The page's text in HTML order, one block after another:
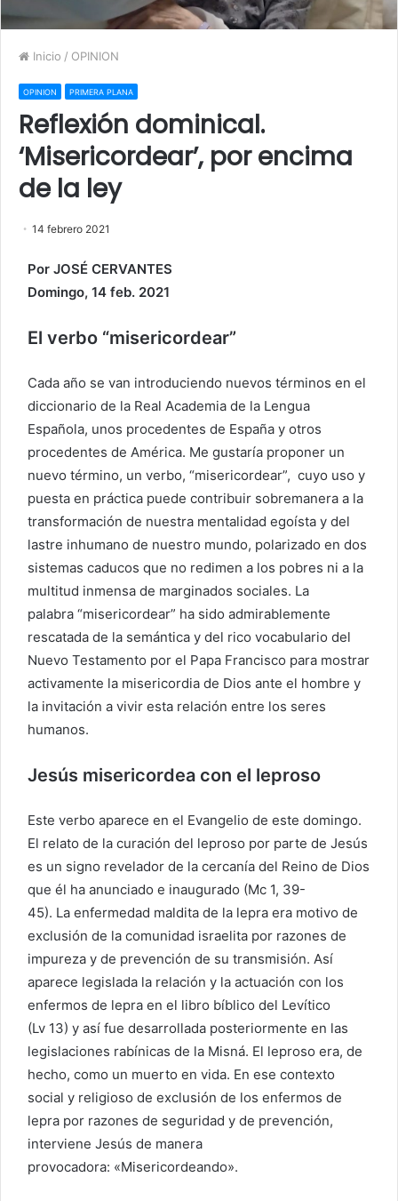
Inicio / OPINION
OPINION PRIMERA PLANA
Reflexión dominical.
‘Misericordear’, por encima
de la ley
14 febrero 2021
Por JOSÉ CERVANTES
Domingo, 14 feb. 2021
El verbo “misericordear”
Cada año se van introduciendo nuevos términos en el
diccionario de la Real Academia de la Lengua
Española, unos procedentes de España y otros
procedentes de América. Me gustaría proponer un
nuevo término, un verbo, “misericordear”, cuyo uso y
puesta en práctica puede contribuir sobremanera a la
transformación de nuestra mentalidad egoísta y del
lastre inhumano de nuestro mundo, polarizado en dos
sistemas caducos que no redimen a los pobres ni a la
multitud inmensa de marginados sociales. La
palabra “misericordear” ha sido admirablemente
rescatada de la semántica y del rico vocabulario del
Nuevo Testamento por el Papa Francisco para mostrar
activamente la misericordia de Dios ante el hombre y
la invitación a vivir esta relación entre los seres
humanos.
Jesús misericordea con el leproso
Este verbo aparece en el Evangelio de este domingo.
El relato de la curación del leproso por parte de Jesús
es un signo revelador de la cercanía del Reino de Dios
que él ha anunciado e inaugurado (Mc 1, 39-
45). La enfermedad maldita de la lepra era motivo de
exclusión de la comunidad israelita por razones de
impureza y de prevención de su transmisión. Así
aparece legislada la relación y la actuación con los
enfermos de lepra en el libro bíblico del Levítico
(Lv 13) y así fue desarrollada posteriormente en las
legislaciones rabínicas de la Misná. El leproso era, de
hecho, como un muerto en vida. En ese contexto
social y religioso de exclusión de los enfermos de
lepra por razones de seguridad y de prevención,
interviene Jesús de manera
provocadora: «Misericordeando».